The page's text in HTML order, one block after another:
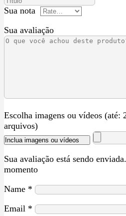
Sua nota
Sua avaliação
Escolha imagens ou vídeos (até:
arquivos)
Inclua imagens ou vídeos
Sua avaliação está sendo
momento
Name *
Email *